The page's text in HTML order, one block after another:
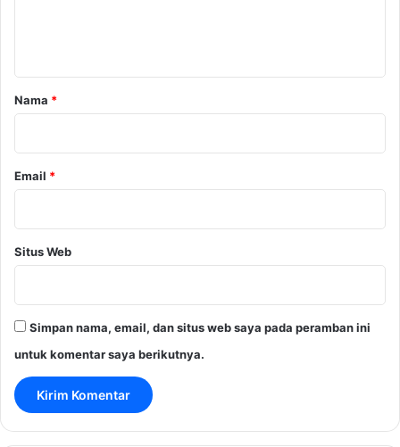
rNama *
Email *
Situs Web
Simpan nama, email, dan situs web saya pada peramban ini
untuk komentar saya berikutnya.